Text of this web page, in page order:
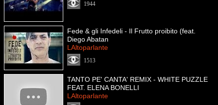
1944
Fede & gli Infedeli - Il Frutto proibito (feat.
Diego Abatan
LAltoparlante
1513
TANTO PE' CANTA' REMIX - WHITE PUZZLE
FEAT. ELENA BONELLI
LAltoparlante